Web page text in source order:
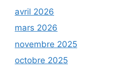
avril 2026
mars 2026
novembre 2025
octobre 2025